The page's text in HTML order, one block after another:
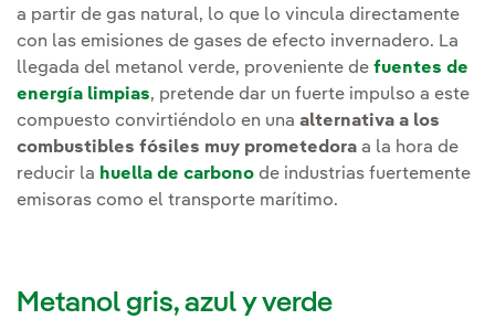
a partir de gas natural, lo que lo vincula directamente
con las emisiones de gases de efecto invernadero. La
llegada del metanol verde, proveniente de fuentes de
energía limpias, pretende dar un fuerte impulso a este
compuesto convirtiéndolo en una alternativa a los
combustibles fósiles muy prometedora a la hora de
reducir la huella de carbono de industrias fuertemente
emisoras como el transporte marítimo.
Metanol gris, azul y verde